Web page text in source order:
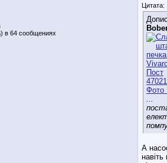
в 64 сообщениях
Цитата:
А
навіть